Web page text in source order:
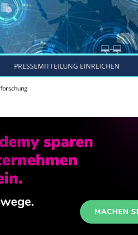
PRESSEMITTEILUNG EINREICHEN